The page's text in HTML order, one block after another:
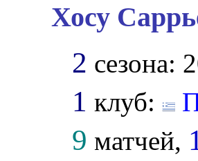
Хосу
2 сезона:
1 клуб:
9 матчей,